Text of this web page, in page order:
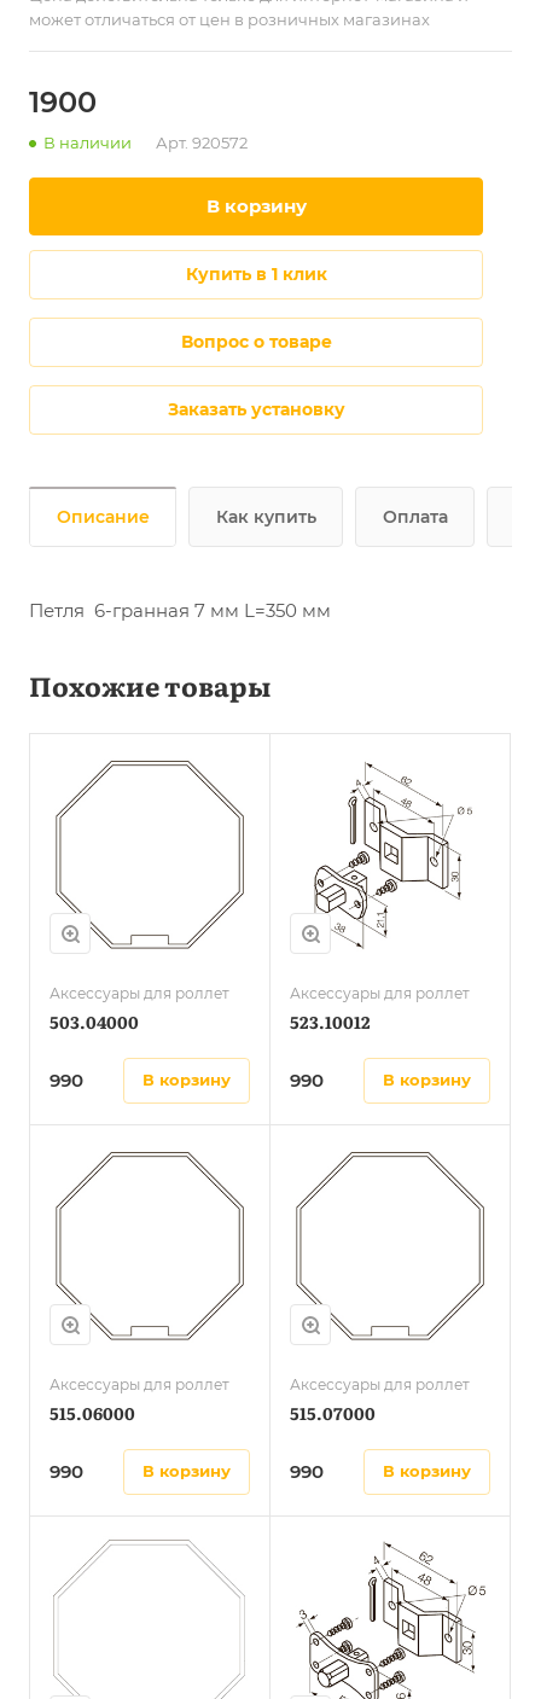
может отличаться от цен в розничных магазинах
1900
В наличии Арт. 920572
в корзину
купить в 1 клик
Вопрос о товаре
Заказать установку
Описание Как купить Оплата
Петля 6-гранная 7 мм L=350 мм
Похожие товары
Аксессуары для роллет
503.04000
990 в корзину
Аксессуары для роллет
523.10012
990 в корзину
Аксессуары для роллет
515.06000
990 в корзину
Аксессуары для роллет
515.07000
990 в корзину